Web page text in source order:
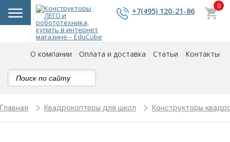
+7(495) 120-21-86
0
О компании Оплата и доставка Статьи Контакты
Главная Квадрокоптеры для школ Конструкторы